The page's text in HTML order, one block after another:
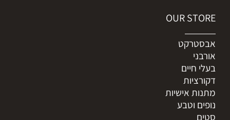
OUR STORE
אבסטרקט
אורבני
בעלי חיים
דקורציות
מתנות אישיות
נופים וטבע
סטים